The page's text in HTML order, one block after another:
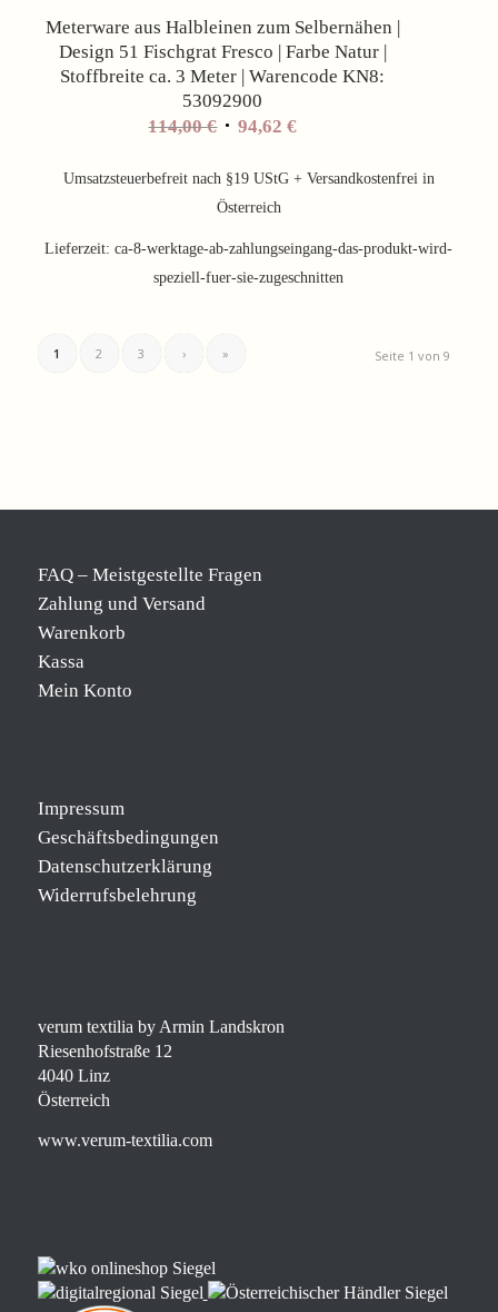
Meterware aus Halbleinen zum Selbernähen |
Design 51 Fischgrat Fresco | Farbe Natur |
Stoffbreite ca. 3 Meter | Warencode KN8:
53092900
114,00€ Ursprünglicher
war:
114,00 €
94,62€Aktueller
ist:
Umsatzsteuerbefreit nach §19 UStG + Versandkostenfrei in
Österreich
Lieferzeit:ca-8-werktage-ab-zahlungseingang-das-produkt-wird-
speziell-fuer-sie-zugeschnitten
Seite 1 von 9
1 2 3 › »
FAQ – Meistgestellte Fragen
Zahlung und Versand
Warenkorb
Kassa
Mein Konto
Impressum
Geschäftsbedingungen
Datenschutzerklärung
Widerrufsbelehrung
verum textilia by Armin Landskron
Riesenhofstraße 12
4040 Linz
Österreich
www.verum-textilia.com